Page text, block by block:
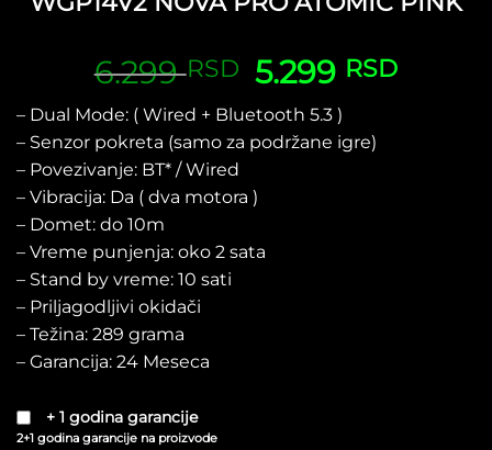
6.299RSD
Originalna
cena
je
bila:
5.299 RSD
– Dual Mode: ( Wired + Bluetooth 5.3 )
– Senzor pokreta (samo za podržane igre)
– Povezivanje: BT* / Wired
– Vibracija: Da ( dva motora )
– Domet: do 10m
– Vreme punjenja: oko 2 sata
– Stand by vreme: 10 sati
– Priljagodljivi okidači
– Težina: 289 grama
– Garancija: 24 Meseca
+ 1 godina garancije
2+1 godina garancije na proizvode